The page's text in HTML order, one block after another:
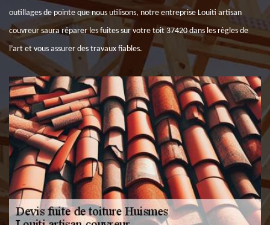
outillages de pointe que nous utilisons, notre entreprise Louiti artisan
couvreur saura réparer les fuites sur votre toit 37420 dans les règles de
l’art et vous assurer des travaux fiables.